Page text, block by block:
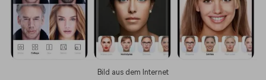
Bild aus dem Internet